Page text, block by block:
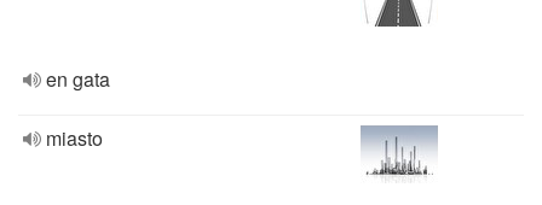
en gata
miasto